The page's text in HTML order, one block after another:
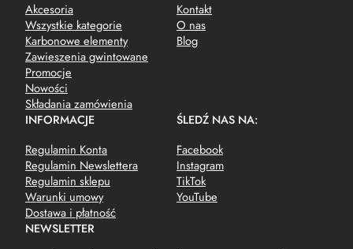
Akcesoria
Wszystkie kategorie
Karbonowe elementy
Zawieszenia gwintowane
Promocje
Nowości
Składania zamówienia
Kontakt
O nas
Blog
INFORMACJE
Regulamin Konta
Regulamin Newslettera
Regulamin sklepu
Warunki umowy
Dostawa i płatność
ŚLEDŹ NAS NA:
Facebook
Instagram
TikTok
YouTube
NEWSLETTER